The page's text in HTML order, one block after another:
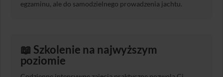
egzaminu, ale do samodzielnego prowadzenia jachtu.
📖 Szkolenie na najwyższym
poziomie